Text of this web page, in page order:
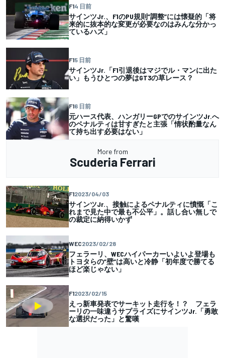
F14 日前
サインツJr.、F1のPU規則”調整”には懐疑的「将
来的に抜本的な変更が必要なのはみんな分かっ
ているハズ」
F15 日前
サインツJr.「F1引退後はマジでル・マンに出た
い」もうひとつの夢はGT3の草レース？
F16 日前
元ハース代表、ハンガリーGPでのサインツJr.へ
のペナルティは甘すぎたと主張「情状酌量なん
て持ち出す必要はない」
More from
Scuderia Ferrari
F12023/04/03
サインツJr.、接触によるペナルティに憤慨「こ
れまで見た中で最も不公平」。話し合い無しで
の裁定に納得いかず
WEC2023/02/28
フェラーリ、WECハイパーカーいよいよ登場も
トヨタらの”壁”は高いと冷静「初年度で勝てる
ほど楽じゃない」
F12023/02/15
えっ新車発表でサーキット走行を！？ フェラ
ーリの一味違うサプライズにサインツJr.「勇敢
な選択だった」と驚嘆